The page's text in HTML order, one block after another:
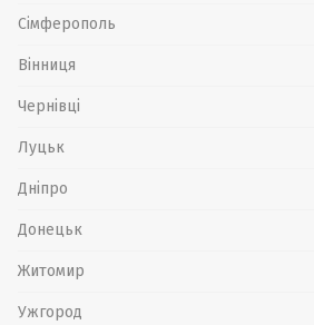
Сімферополь
Вінниця
Чернівці
Луцьк
Дніпро
Донецьк
Житомир
Ужгород